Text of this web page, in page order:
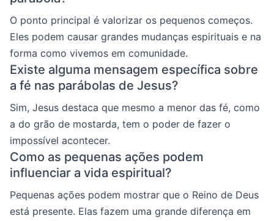
O ponto principal é valorizar os pequenos começos.
Eles podem causar grandes mudanças espirituais e na
forma como vivemos em comunidade.
Existe alguma mensagem específica sobre
a fé nas parábolas de Jesus?
Sim, Jesus destaca que mesmo a menor das fé, como
a do grão de mostarda, tem o poder de fazer o
impossível acontecer.
Como as pequenas ações podem
influenciar a vida espiritual?
Pequenas ações podem mostrar que o Reino de Deus
está presente. Elas fazem uma grande diferença em